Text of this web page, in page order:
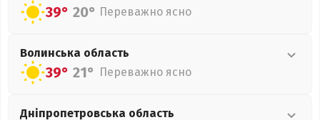
39° 20° Переважно ясно
Волинська область
39° 21° Переважно ясно
Дніпропетровська область